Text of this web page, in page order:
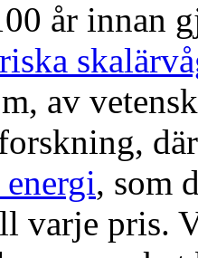
år innan
av
, som
varje pris.